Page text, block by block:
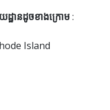
ដ្ឋានដូចខាងក្រោម:
Island